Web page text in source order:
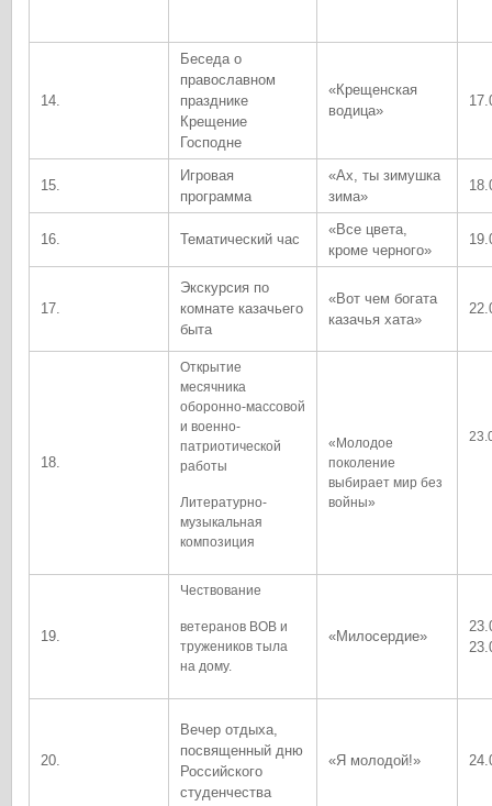
14.
Беседа о
православном
празднике
Крещение
Господне
«Крещенская
водица»
15.
Игровая
программа
«Ах, ты зимушка
зима»
16. Тематический час
«Все цвета,
кроме черного»
17.
Экскурсия по
комнате казачьего
быта
«Вот чем богата
казачья хата»
18.
Открытие
месячника
оборонно-массовой
и военно-
патриотической
работы
Литературно-
музыкальная
композиция
«Молодое
поколение
выбирает мир без
войны»
19.
Чествование
ветеранов ВОВ и
тружеников тыла
на дому.
«Милосердие»
20.
Вечер отдыха,
посвященный дню
Российского
студенчества
«Я молодой!»